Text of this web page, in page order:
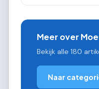
Meer over
Bekijk alle 180
Naar